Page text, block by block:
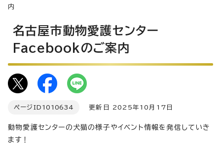
内
名古屋市動物愛護センター
Facebookのご案内
ページID 1010634 更新日 2025年10月17日
動物愛護センターの犬猫の様子やイベント情報を発信していき
ます！